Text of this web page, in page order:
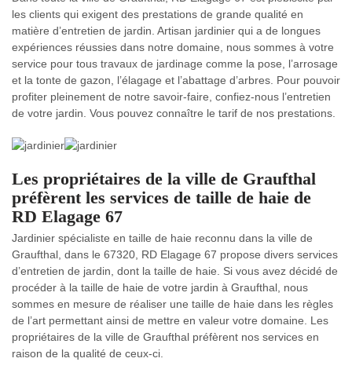
les clients qui exigent des prestations de grande qualité en
matière d’entretien de jardin. Artisan jardinier qui a de longues
expériences réussies dans notre domaine, nous sommes à votre
service pour tous travaux de jardinage comme la pose, l’arrosage
et la tonte de gazon, l’élagage et l’abattage d’arbres. Pour pouvoir
profiter pleinement de notre savoir-faire, confiez-nous l’entretien
de votre jardin. Vous pouvez connaître le tarif de nos prestations.
Les propriétaires de la ville de Graufthal
préfèrent les services de taille de haie de
RD Elagage 67
Jardinier spécialiste en taille de haie reconnu dans la ville de
Graufthal, dans le 67320, RD Elagage 67 propose divers services
d’entretien de jardin, dont la taille de haie. Si vous avez décidé de
procéder à la taille de haie de votre jardin à Graufthal, nous
sommes en mesure de réaliser une taille de haie dans les règles
de l’art permettant ainsi de mettre en valeur votre domaine. Les
propriétaires de la ville de Graufthal préfèrent nos services en
raison de la qualité de ceux-ci.